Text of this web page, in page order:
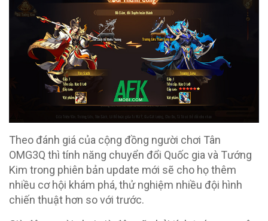
Theo đánh giá của cộng đồng người chơi Tân
OMG3Q thì tính năng chuyển đổi Quốc gia và Tướng
Kim trong phiên bản update mới sẽ cho họ thêm
nhiều cơ hội khám phá, thử nghiệm nhiều đội hình
chiến thuật hơn so với trước.